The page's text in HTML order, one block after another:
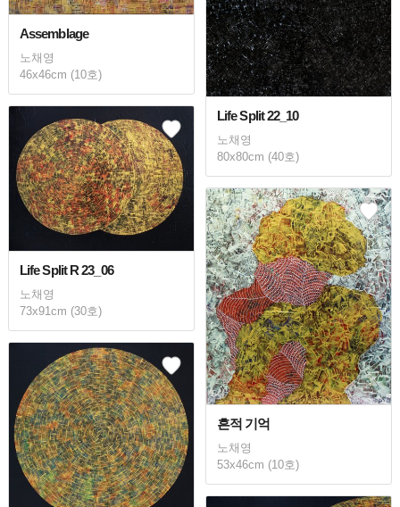
Assemblage
노채영
46x46cm (10호)
Life Split 22_10
노채영
80x80cm (40호)
Life Split R 23_06
노채영
73x91cm (30호)
흔적 기억
노채영
53x46cm (10호)